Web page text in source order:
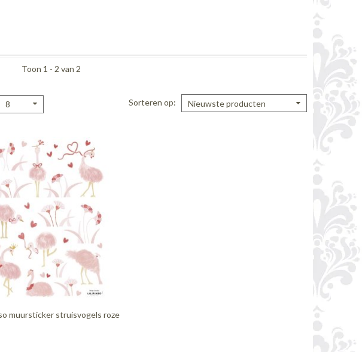
Toon 1 - 2 van 2
8 Sorteren op Nieuwste producten
muursticker struisvogels roze